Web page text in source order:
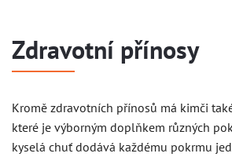
Zdravotní přínosy
Kromě zdravotních přínosů má kimči
které je výborným doplňkem různých
kyselá chuť dodává každému pokrmu